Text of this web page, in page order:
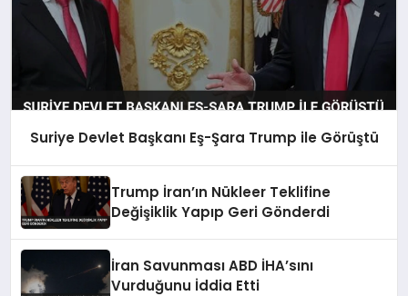
Suriye Devlet Başkanı Eş-Şara Trump ile Görüştü
Trump İran’ın Nükleer Teklifine
Değişiklik Yapıp Geri Gönderdi
İran Savunması ABD İHA’sını
Vurduğunu İddia Etti